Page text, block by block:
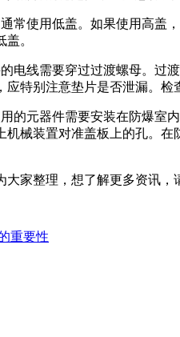
使用低盖。如果使用高盖，
。
线需要穿过过渡螺母。过渡
应特别注意垫片是否泄漏。
元器件需要安装在防爆室内
机械装置对准盖板上的孔。
大家整理，想了解更多资讯，
重要性